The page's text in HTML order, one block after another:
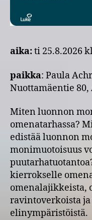
aika:ti 25.8.2026
paikka: Paula
Nuottamäentie
Miten luonnon
omenatarhassa?
edistää luonnon
monimuotoisuus
kierrokselle
omenalajikkeista,
ravintoverkoista
elinympäristöistä.